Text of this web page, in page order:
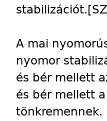
stabilizációt.
A mai
nyomor
és bér mellett
és bér mellett
tönkremennek.